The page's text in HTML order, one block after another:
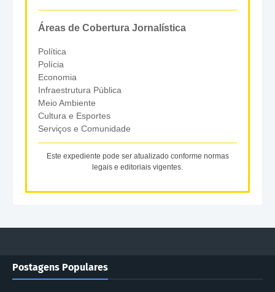
Áreas de Cobertura Jornalística
Política
Polícia
Economia
Infraestrutura Pública
Meio Ambiente
Cultura e Esportes
Serviços e Comunidade
Este expediente pode ser atualizado conforme normas
legais e editoriais vigentes.
Postagens Populares